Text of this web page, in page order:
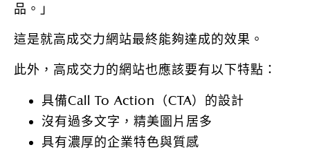
品。」
這是就高成交力網站最終能夠達成的效果。
此外，高成交力的網站也應該要有以下特點：
具備Call To Action（CTA）的設計
沒有過多文字，精美圖片居多
具有濃厚的企業特色與質感